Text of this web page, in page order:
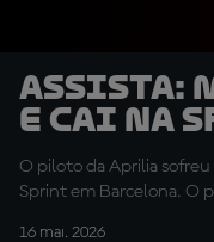
e cai na
O piloto da Aprilia
Sprint em Barcelona. O
16 mai. 2026